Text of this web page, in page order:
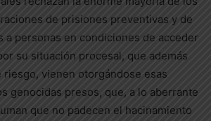
de prisiones preventivas y de
a personas en condiciones de acceder
su situación procesal, que además
vienen otorgándose esas
genocidas presos, que, a lo aberrante
que no padecen el hacinamiento